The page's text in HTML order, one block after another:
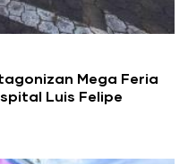
Mega Feria
Luis Felipe